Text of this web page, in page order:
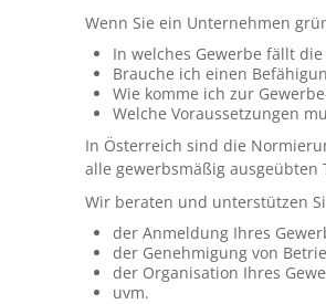
Wenn Sie ein Unternehmen
In welches Gewerbe fällt
Brauche ich einen
Wie komme ich zur
Welche Voraussetzungen
In Österreich sind die
alle gewerbsmäßig ausgeübten
Wir beraten und unterstützen
der Anmeldung Ihres
der Genehmigung von
der Organisation Ihres
uvm.